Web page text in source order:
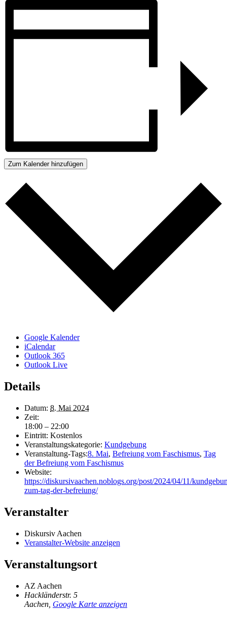
Zum Kalender hinzufügen
Google Kalender
iCalendar
Outlook 365
Outlook Live
Details
Datum: 8. Mai 2024
Zeit:
18:00 – 22:00
Eintritt: Kostenlos
Veranstaltungskategorie: Kundgebung
Veranstaltung-Tags:8. Mai, Befreiung vom Faschismus, Tag
der Befreiung vom Faschismus
Website:
https://diskursivaachen.noblogs.org/post/2024/04/11/
zum-tag-der-befreiung/
Veranstalter
Diskursiv Aachen
Veranstalter-Website anzeigen
Veranstaltungsort
AZ Aachen
Hackländerstr. 5
Aachen Google Karte anzeigen